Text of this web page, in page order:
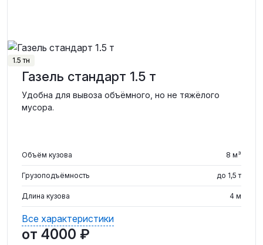
1.5 тн
Газель стандарт 1.5 т
Удобна для вывоза объёмного, но не тяжёлого
мусора.
Объём кузова 8 м³
Грузоподъёмность до 1,5 т
Длина кузова 4 м
Тип кузова
Погрузка
Все характеристики
от 4000 ₽